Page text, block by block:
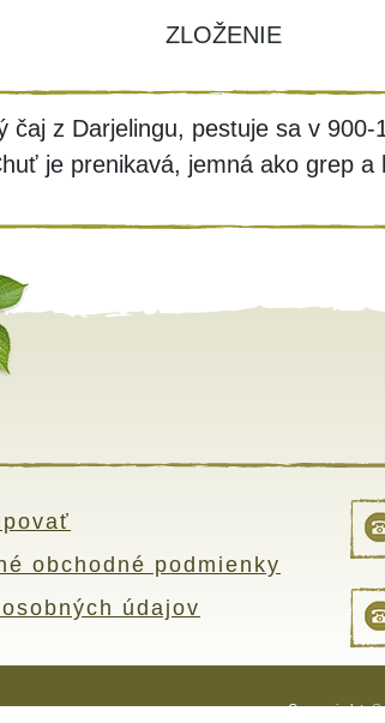
ZLOŽENIE
čaj z Darjelingu, pestuje sa v 900-
je prenikavá, jemná ako grep a
obchodné podmienky
údajov
Copyright